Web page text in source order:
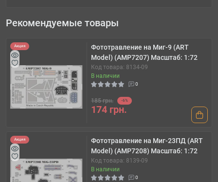
Рекомендуемые товары
Акция
Фототравление на Миг-9 (ART
Model) (AMP7207) Масштаб: 1:72
Код товара: 8134-09
В наличии
0
185 грн. -6%
174 грн.
Акция
Фототравление на Миг-23ПД (ART
Model) (AMP7208) Масштаб: 1:72
Код товара: 8139-09
В наличии
0